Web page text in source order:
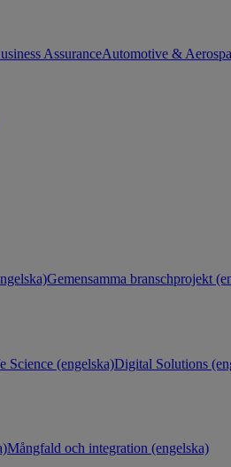
AssuranceAutomotive &
Gemensamma branschprojekt
Science (engelska)Digital Solutions
Mångfald och integration (engelska)